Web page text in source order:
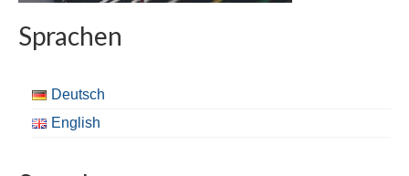
Sprachen
Deutsch
English